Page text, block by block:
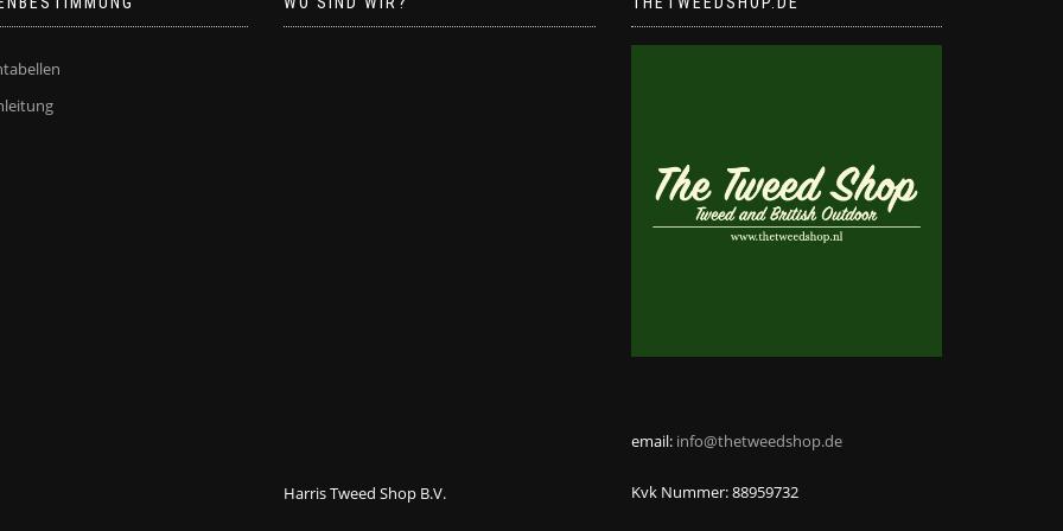
gewählt
werden
werden
gewählt
werden
Harris Tweed Shop B.V.
email: info@thetweedshop.de
Kvk Nummer: 88959732